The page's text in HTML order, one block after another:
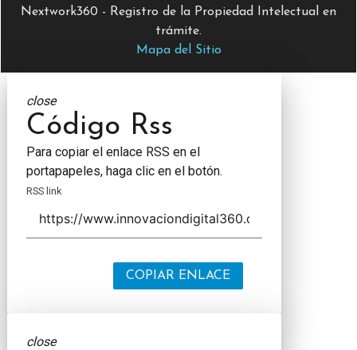
Nextwork360 - Registro de la Propiedad Intelectual en
trámite.
Mapa del Sitio
close
Código Rss
Para copiar el enlace RSS en el
portapapeles, haga clic en el botón.
RSS link
COPIAR ENLACE
close